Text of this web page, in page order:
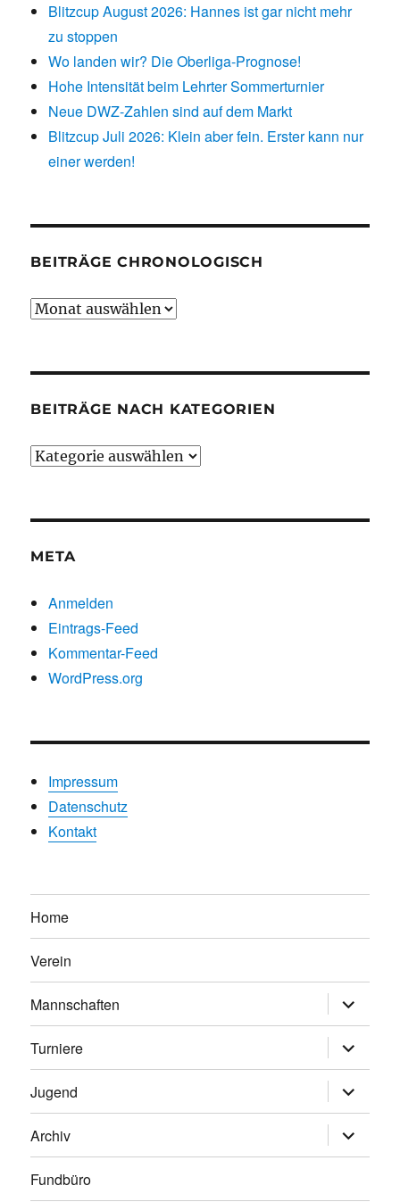
Blitzcup August 2026: Hannes ist gar nicht mehr
zu stoppen
Wo landen wir? Die Oberliga-Prognose!
Hohe Intensität beim Lehrter Sommerturnier
Neue DWZ-Zahlen sind auf dem Markt
Blitzcup Juli 2026: Klein aber fein. Erster kann nur
einer werden!
BEITRÄGE CHRONOLOGISCH
Beiträge
BEITRÄGE NACH KATEGORIEN
Beiträge
META
Anmelden
Eintrags-Feed
Kommentar-Feed
WordPress.org
Impressum
Datenschutz
Kontakt
Home
Verein
Mannschaften
anzeigen
Turniere
anzeigen
Jugend
anzeigen
Archiv
anzeigen
Fundbüro